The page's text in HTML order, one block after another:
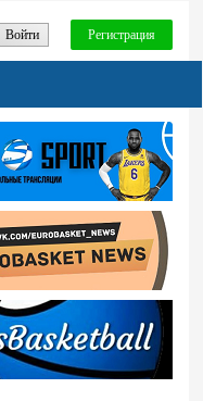
Войти Регистрация